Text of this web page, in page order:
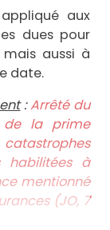
aux
dues pour
aussi à
date.
:Arrêté du
de la prime
habilitées à
mentionné
(JO, 7